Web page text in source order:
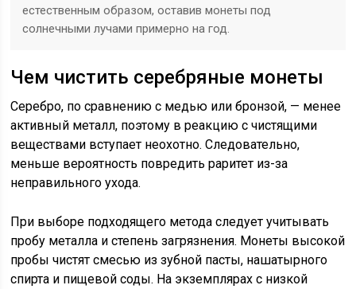
естественным образом, оставив монеты под
солнечными лучами примерно на год.
Чем чистить серебряные монеты
Серебро, по сравнению с медью или бронзой, — менее
активный металл, поэтому в реакцию с чистящими
веществами вступает неохотно. Следовательно,
меньше вероятность повредить раритет из-за
неправильного ухода.
При выборе подходящего метода следует учитывать
пробу металла и степень загрязнения. Монеты высокой
пробы чистят смесью из зубной пасты, нашатырного
спирта и пищевой соды. На экземплярах с низкой